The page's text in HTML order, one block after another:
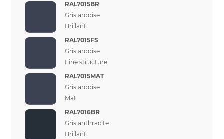
RAL7015BR
Gris ardoise
Brillant
RAL7015FS
Gris ardoise
Fine structure
RAL7015MAT
Gris ardoise
Mat
RAL7016BR
Gris anthracite
Brillant